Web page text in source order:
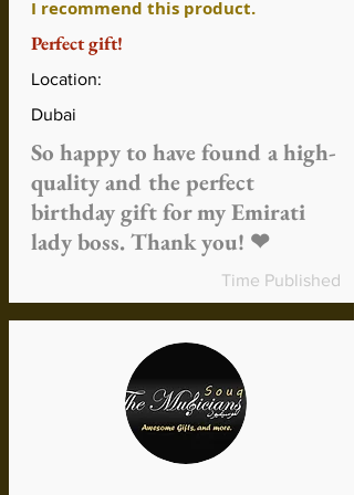
usar para comprar o contra lecciones
de música.
según el método de pago y el método
de reembolso
son reembolsables a menos que el
producto sea defectuoso o incorrecto
Más sobre reembolsos
I recommend this product.
Perfect gift!
Location:
Dubai
So happy to have found a high-
quality and the perfect
birthday gift for my Emirati
lady boss. Thank you! ❤
Time Published